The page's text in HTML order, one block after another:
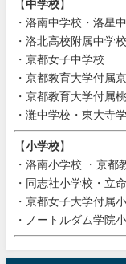
【中学校】
・洛南中学校・洛星
・洛北高校附属中学
・京都女子中学校
・京都教育大学付属
・京都教育大学付属
・灘中学校・東大寺
【小学校】
・洛南小学校 ・京都
・同志社小学校・立
・京都女子大学付属
・ノートルダム学院